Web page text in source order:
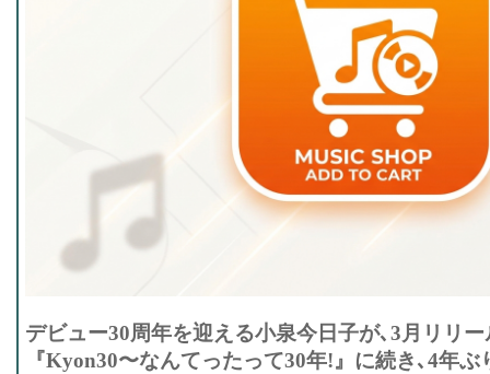
デビュー30周年を迎える小泉今日子が､3月リリ
『Kyon30〜なんてったって30年!』に続き､4年